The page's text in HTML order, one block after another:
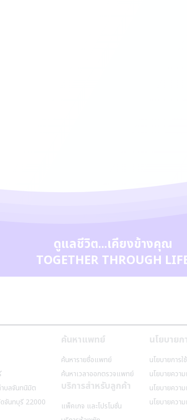
ดูแลชีวิต...เคียงข้างคุณ
TOGETHER THROUGH
บลจันทนิมิต
จันทบุรี 22000
ค้นหาแพทย์
ค้นหารายชื่อแพทย์
ค้นหาเวลาออกตรวจแพทย์
บริการสำหรับลูกค้า
แพ็คเกจ และโปรโมชั่น
นโยบายก
นโยบายการ
นโยบายควา
นโยบายควา
นโยบายควา